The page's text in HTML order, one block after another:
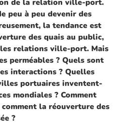
de la relation ville-port.
peu à peu devenir des
la tendance est
des quais au public,
relations ville-port. Mais
perméables ? Quels sont
interactions ? Quelles
portuaires inventent-
mondiales ? Comment
la réouverture des
?